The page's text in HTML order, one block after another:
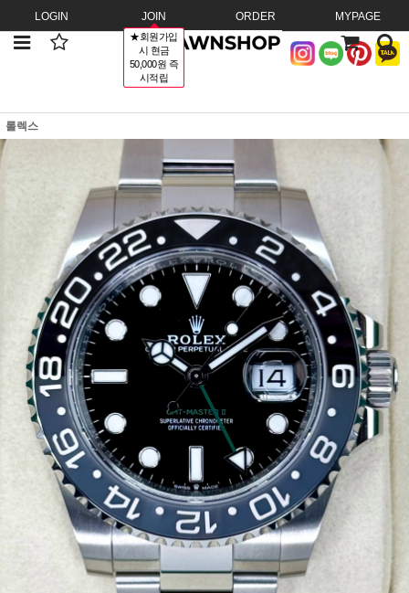
LOGIN JOIN
★회원가입
시 현금
50,000원 즉
시적립
ORDER MYPAGE
롤렉스